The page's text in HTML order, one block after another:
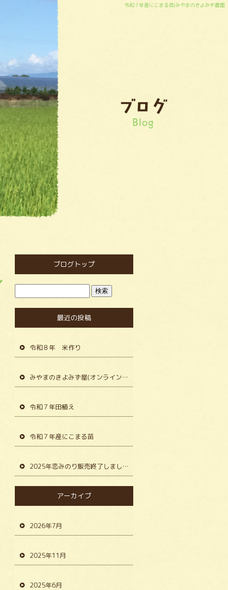
令和７年産にこまる苗|みやまのきよみず農園
ブログトップ
最近の投稿
令和８年 米作り
みやまのきよみず屋(オンラインショップ)で販売。
令和７年田植え
令和７年産にこまる苗
2025年恋みのり販売終了しました。
アーカイブ
2026年7月
2025年11月
2025年6月